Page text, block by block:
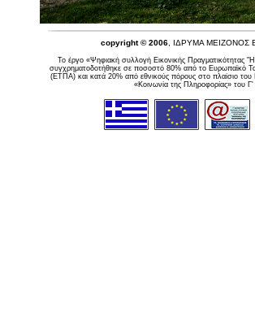
copyright © 2006 , ΙΔΡΥΜΑ ΜΕΙΖΟΝΟΣ
Το έργο «Ψηφιακή συλλογή Εικονικής Πραγματικότητας
συγχρηματοδοτήθηκε σε ποσοστό 80% από το Ευρωπαϊκό
(ΕΤΠΑ) και κατά 20% από εθνικούς πόρους στο πλαίσιο του
«Κοινωνία της Πληροφορίας» του